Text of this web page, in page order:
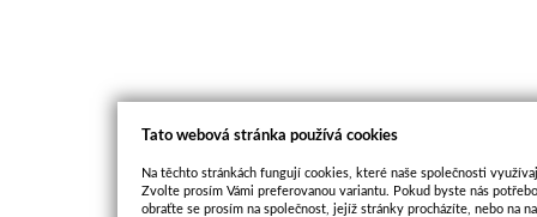
Tato webová stránka používá cookies
Na těchto stránkách fungují cookies, které naše společnosti
Zvolte prosím Vámi preferovanou variantu. Pokud byste nás
obraťte se prosím na společnost, jejíž stránky procházíte, nebo na